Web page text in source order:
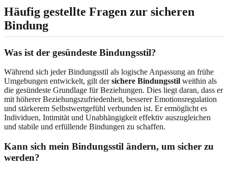
Häufig gestellte Fragen zur sicheren
Bindung
Was ist der gesündeste Bindungsstil?
Während sich jeder Bindungsstil als logische Anpassung an frühe
Umgebungen entwickelt, gilt dersichere Bindungsstil weithin als
die gesündeste Grundlage für Beziehungen. Dies liegt daran, dass er
mit höherer Beziehungszufriedenheit, besserer Emotionsregulation
und stärkerem Selbstwertgefühl verbunden ist. Er ermöglicht es
Individuen, Intimität und Unabhängigkeit effektiv auszugleichen
und stabile und erfüllende Bindungen zu schaffen.
Kann sich mein Bindungsstil ändern, um sicher zu
werden?